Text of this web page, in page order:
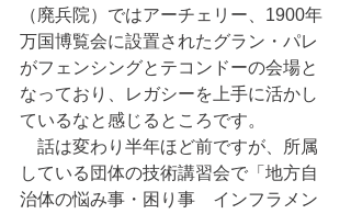
（廃兵院）ではアーチェリー、1900年
万国博覧会に設置されたグラン・パレ
がフェンシングとテコンドーの会場と
なっており、レガシーを上手に活かし
ているなと感じるところです。
話は変わり半年ほど前ですが、所属
している団体の技術講習会で「地方自
治体の悩み事・困り事　インフラメン